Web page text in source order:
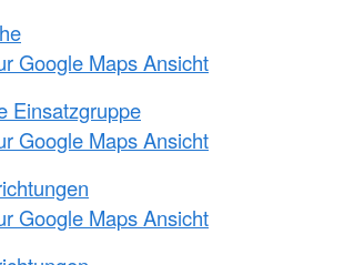
Google Maps Ansicht
Einsatzgruppe
Google Maps Ansicht
Google Maps Ansicht